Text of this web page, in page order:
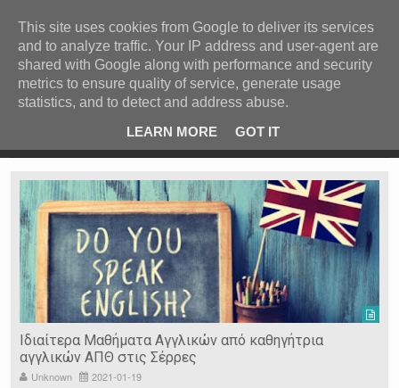
Ιερόσυλοι έκλεψαν τάματα από Ιερό Ναό στις Σέρρες
Ιδιαίτερα Μαθήματα Αγγλικών από καθηγήτρια
αγγλικών ΑΠΘ στις Σέρρες
Unknown 2021-01-19
ΚΕΝΤΡΙΚΗ ΑΝΑ ΚΑΤΗΓΟΡΙΑ
ΕΙΔΗΣΕΙΣ ΑΝΑ ΠΕΡΙΟΧΗ
ΠΡΟΣΦΑΤΑ ΝΕΑ
Ν. ΣΕΡΡΩΝ Η ΓΗ ΜΑΣ
ΤΥΧΑΙΕΣ ΑΝΑΡΤΗΣΕΙΣ/ΑΡΘΡΑ
Serres Racing Circuit
Panserraikos FC
Ikaroi B.C.
This site uses cookies from Google to deliver its services
and to analyze traffic. Your IP address and user-agent are
shared with Google along with performance and security
metrics to ensure quality of service, generate usage
statistics, and to detect and address abuse.
LEARN MORE
GOT IT